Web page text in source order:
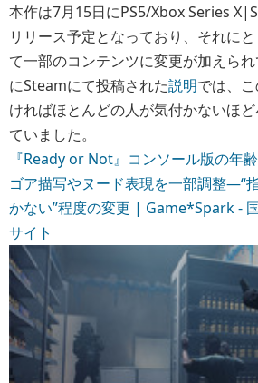
本作は7月15日にPS5/Xbox Series
リリース予定となっており、それに
て一部のコンテンツに変更が加えら
にSteamにて投稿された説明では、
ければほとんどの人が気付かないほ
ていました。
『Ready or Not』コンソール版の年
ゴア描写やヌード表現を一部調整―“
かない”程度の変更 | Game*Spark -
サイト